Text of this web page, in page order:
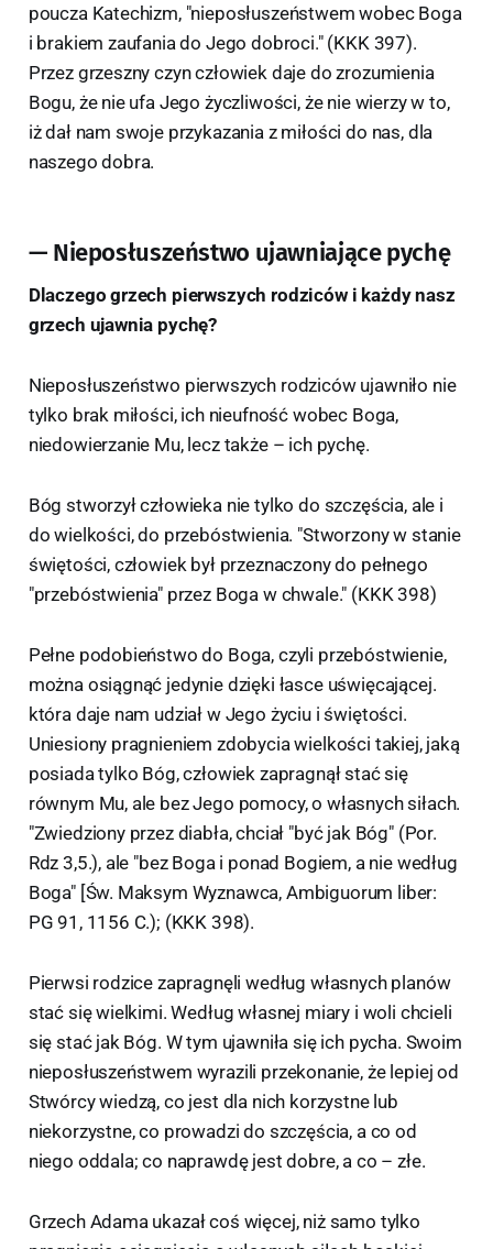
poucza Katechizm, "nieposłuszeństwem wobec Boga
i brakiem zaufania do Jego dobroci." (KKK 397).
Przez grzeszny czyn człowiek daje do zrozumienia
Bogu, że nie ufa Jego życzliwości, że nie wierzy w to,
iż dał nam swoje przykazania z miłości do nas, dla
naszego dobra.
— Nieposłuszeństwo ujawniające pychę
Dlaczego grzech pierwszych rodziców i każdy nasz
grzech ujawnia pychę?
Nieposłuszeństwo pierwszych rodziców ujawniło nie
tylko brak miłości, ich nieufność wobec Boga,
niedowierzanie Mu, lecz także – ich pychę.
Bóg stworzył człowieka nie tylko do szczęścia, ale i
do wielkości, do przebóstwienia. "Stworzony w stanie
świętości, człowiek był przeznaczony do pełnego
"przebóstwienia" przez Boga w chwale." (KKK 398)
Pełne podobieństwo do Boga, czyli przebóstwienie,
można osiągnąć jedynie dzięki łasce uświęcającej.
która daje nam udział w Jego życiu i świętości.
Uniesiony pragnieniem zdobycia wielkości takiej, jaką
posiada tylko Bóg, człowiek zapragnął stać się
równym Mu, ale bez Jego pomocy, o własnych siłach.
"Zwiedziony przez diabła, chciał "być jak Bóg" (Por.
Rdz 3,5.), ale "bez Boga i ponad Bogiem, a nie według
Boga" [Św. Maksym Wyznawca, Ambiguorum liber:
PG 91, 1156 C.); (KKK 398).
Pierwsi rodzice zapragnęli według własnych planów
stać się wielkimi. Według własnej miary i woli chcieli
się stać jak Bóg. W tym ujawniła się ich pycha. Swoim
nieposłuszeństwem wyrazili przekonanie, że lepiej od
Stwórcy wiedzą, co jest dla nich korzystne lub
niekorzystne, co prowadzi do szczęścia, a co od
niego oddala; co naprawdę jest dobre, a co – złe.
Grzech Adama ukazał coś więcej, niż samo tylko